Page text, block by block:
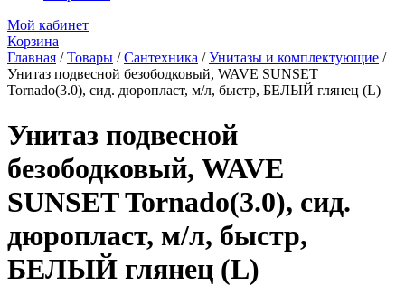
Мой кабинет
Корзина
Главная /Товары /Сантехника /Унитазы и комплектующие /
Унитаз подвесной безободковый, WAVE SUNSET
Tornado(3.0), сид. дюропласт, м/л, быстр, БЕЛЫЙ глянец (L)
Унитаз подвесной
безободковый, WAVE
SUNSET Tornado(3.0), сид.
дюропласт, м/л, быстр,
БЕЛЫЙ глянец (L)